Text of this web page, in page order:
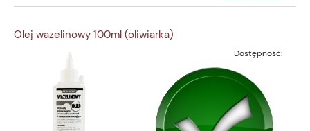
Olej wazelinowy 100ml (oliwiarka)
Dostępność: